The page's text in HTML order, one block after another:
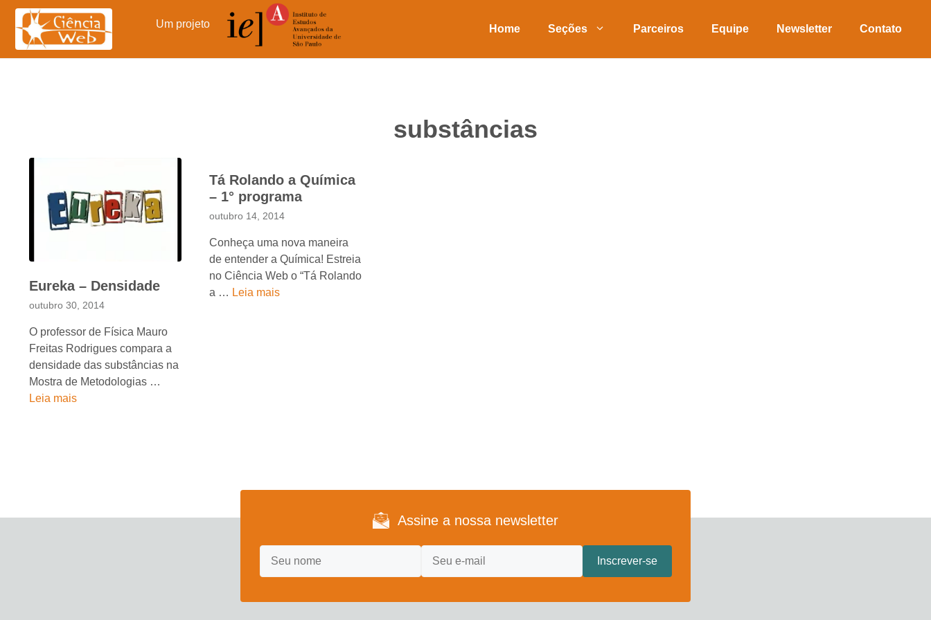
Pular
conteúdo
Um projeto Home Seções Parceiros Equipe Newsletter Contato
substâncias
Eureka – Densidade
outubro 30, 2014
O professor de Física Mauro
Freitas Rodrigues compara a
densidade das substâncias na
Mostra de Metodologias …
Leia mais
Tá Rolando a Química
– 1° programa
outubro 14, 2014
Conheça uma nova maneira
de entender a Química! Estreia
no Ciência Web o “Tá Rolando
a … Leia mais
Assine a nossa newsletter